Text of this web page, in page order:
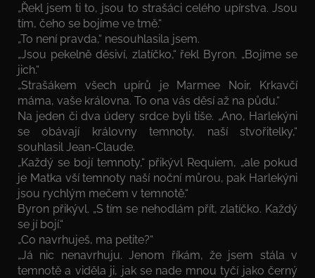
„Řekl jsem ti to, jsou to strašáci celého upírstva. Jsou
tím, čeho se bojíme ve tmě.“
„To není pravda,“ nesouhlasila jsem.
„Jsou pekelně děsiví, zlatíčko,“ řekl Byron. „Bojíme se
jich.“
„Strašákem všech upírů je Marmee Noir, Krkavčí
máma, vaše královna. To ona vás děsí až na půdu.“
Na jeden či dva údery srdce byli tiše. „Ano, Harlekýni
se obávají královny temnoty, naší stvořitelky,“
souhlasil Jean-Claude.
„Každý se bojí temnoty,“ přikývl Requiem, „ale pokud
je Matka vší temnoty naší noční můrou, pak Harlekýni
jsou rychlým mečem v temnotě.“
Byron přikývl. „S tím se nehodlám přít, zlatíčko. Každý
se jí bojí.“
„Co navrhuješ, ma petite?“
„Já nic nenavrhuju. Jenom říkám, že jsem stála v
temnotě a viděla ji, jak se nade mnou tyčí jako černý